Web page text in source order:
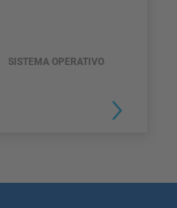
SISTEMA OPERATIVO